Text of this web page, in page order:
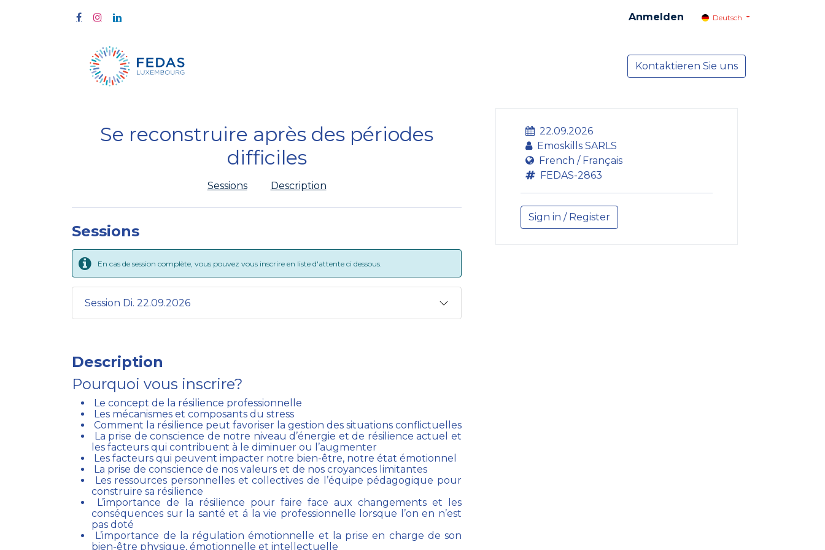
Anmelden Deutsch
NEWS
Kontaktieren Sie uns
Se reconstruire après des périodes
difficiles
Sessions Description
Sessions
En cas de session complète, vous pouvez vous inscrire en liste d'attente ci dessous.
Session Di. 22.09.2026
Description
Pourquoi vous inscrire?
Le concept de la résilience professionnelle
Les mécanismes et composants du stress
Comment la résilience peut favoriser la gestion des situations conflictuelles
La prise de conscience de notre niveau d’énergie et de résilience actuel et
les facteurs qui contribuent à le diminuer ou l’augmenter
Les facteurs qui peuvent impacter notre bien-être, notre état émotionnel
La prise de conscience de nos valeurs et de nos croyances limitantes
Les ressources personnelles et collectives de l’équipe pédagogique pour
construire sa résilience
L’importance de la résilience pour faire face aux changements et les
conséquences sur la santé et á la vie professionnelle lorsque l’on en n’est
pas doté
L’importance de la régulation émotionnelle et la prise en charge de son
bien-être physique, émotionnelle et intellectuelle
22.09.2026
Emoskills SARLS
French / Français
FEDAS-2863
Sign in / Register